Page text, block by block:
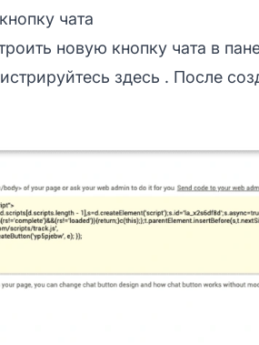
чата
новую кнопку чата в
здесь . После